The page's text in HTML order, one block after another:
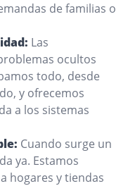
de familias o
Las
ocultos
todo, desde
y ofrecemos
a los sistemas
Cuando surge un
ya. Estamos
hogares y tiendas